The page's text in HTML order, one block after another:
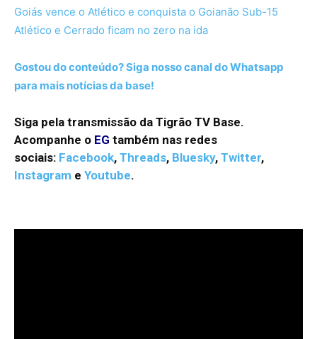
Goiás vence o Atlético e conquista o Goianão Sub-15
Atlético e Cerrado ficam no zero na ida
Gostou do conteúdo? Siga nosso canal do Whatsapp
para mais notícias da base!
Siga pela transmissão da Tigrão TV Base.
Acompanhe o EG também nas redes
sociais: Facebook, Threads, Bluesky, Twitter,
Instagram e Youtube.